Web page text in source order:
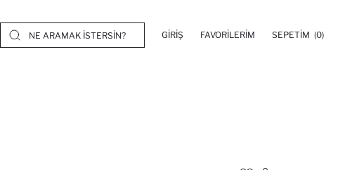
GIRIŞ FAVORILERIM SEPETIM (0)